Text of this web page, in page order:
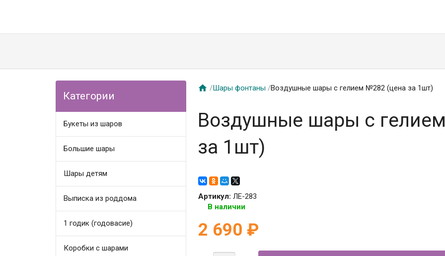
Категории
Букеты из шаров
Большие шары
Шары детям
Выписка из роддома
1 годик (годовасие)
Коробки с шарами
 /Шары фонтаны /Воздушные шары с гелием №282 (цена за 1шт)
Воздушные шары с
за 1шт)
Артикул: ЛЕ-283
В наличии
2 690 ₽